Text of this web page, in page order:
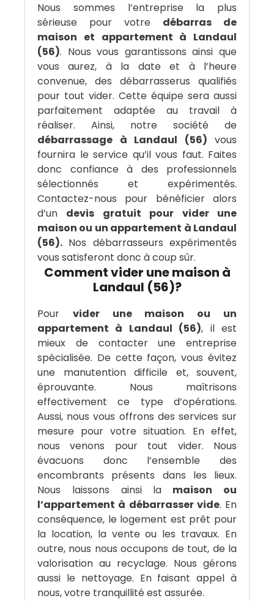
Nous sommes l’entreprise la plus
sérieuse pour votre débarras de
maison et appartement à Landaul
(56). Nous vous garantissons ainsi que
vous aurez, à la date et à l’heure
convenue, des débarrasserus qualifiés
pour tout vider. Cette équipe sera aussi
parfaitement adaptée au travail à
réaliser. Ainsi, notre société de
débarrassage à Landaul (56) vous
fournira le service qu’il vous faut. Faites
donc confiance à des professionnels
sélectionnés et expérimentés.
Contactez-nous pour bénéficier alors
d’un devis gratuit pour vider une
maison ou un appartement à Landaul
(56). Nos débarrasseurs expérimentés
vous satisferont donc à coup sûr.
Comment vider une maison à
Landaul (56)?
Pour vider une maison ou un
appartement à Landaul (56), il est
mieux de contacter une entreprise
spécialisée. De cette façon, vous évitez
une manutention difficile et, souvent,
éprouvante. Nous maîtrisons
effectivement ce type d’opérations.
Aussi, nous vous offrons des services sur
mesure pour votre situation. En effet,
nous venons pour tout vider. Nous
évacuons donc l’ensemble des
encombrants présents dans les lieux.
Nous laissons ainsi la maison ou
l’appartement à débarrasser vide. En
conséquence, le logement est prêt pour
la location, la vente ou les travaux. En
outre, nous nous occupons de tout, de la
valorisation au recyclage. Nous gérons
aussi le nettoyage. En faisant appel à
nous, votre tranquillité est assurée.